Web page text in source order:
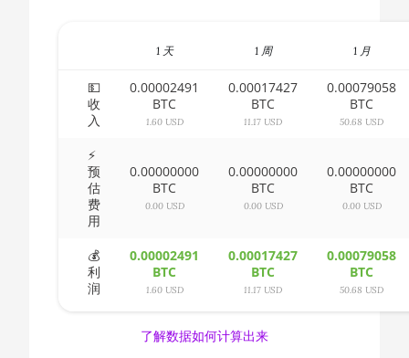
🇧🇷ㅤ BRL - R$
🏳ㅤ BSD - B$
🇧🇹ㅤ BTN - Nu.
🇧🇼ㅤ BWP
🇧🇾ㅤ BYN
🇧🇿ㅤ BZD - BZ$
🇨🇦ㅤ CAD - CA$
AMD CPU Ryzen 5 5600X
AMD CPU Ryzen 5 7600X
AMD CPU Ryzen 7 1700
AMD CPU Ryzen 7 1700X
AMD CPU Ryzen 7 1800X
AMD CPU Ryzen 7 2700
AMD CPU Ryzen 7 2700X
AMD CPU Ryzen 7 3700X
1 天 1 周 1 月
💵
收
入
0.00002491
BTC
1.60 USD
0.00017427
BTC
11.17 USD
0.00079058
BTC
50.68 USD
⚡
预
估
费
用
0.00000000
BTC
0.00 USD
0.00000000
BTC
0.00 USD
0.00000000
BTC
0.00 USD
💰
利
润
0.00002491
BTC
1.60 USD
0.00017427
BTC
11.17 USD
0.00079058
BTC
50.68 USD
了解数据如何计算出来